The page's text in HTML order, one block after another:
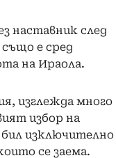
наставник след
е сред
на Ираола.
изглежда много
избор на
бил изключително
се заема.